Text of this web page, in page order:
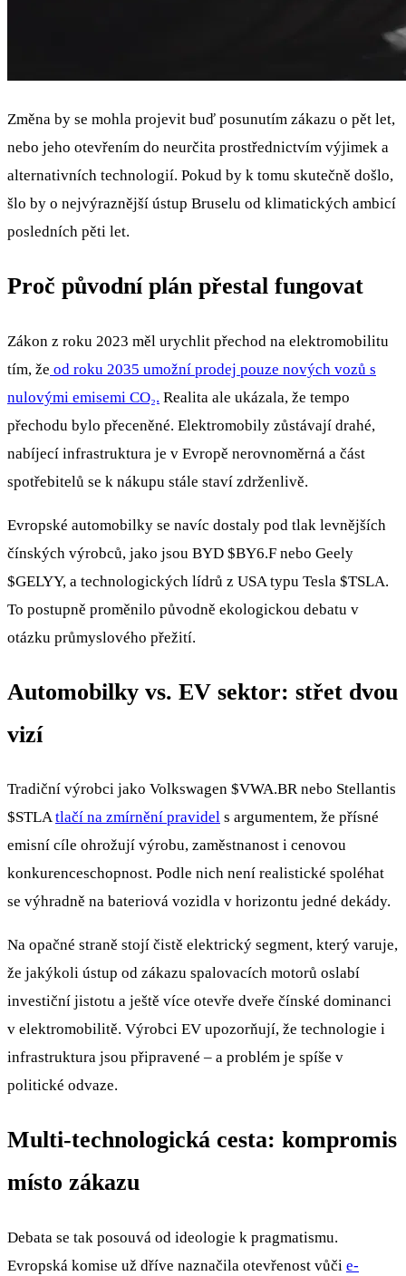
Změna by se mohla projevit buď posunutím zákazu o pět let,
nebo jeho otevřením do neurčita prostřednictvím výjimek a
alternativních technologií. Pokud by k tomu skutečně došlo,
šlo by o nejvýraznější ústup Bruselu od klimatických ambicí
posledních pěti let.
Proč původní plán přestal fungovat
Zákon z roku 2023 měl urychlit přechod na elektromobilitu
tím, že od roku 2035 umožní prodej pouze nových vozů s
nulovými emisemi CO₂. Realita ale ukázala, že tempo
přechodu bylo přeceněné. Elektromobily zůstávají drahé,
nabíjecí infrastruktura je v Evropě nerovnoměrná a část
spotřebitelů se k nákupu stále staví zdrženlivě.
Evropské automobilky se navíc dostaly pod tlak levnějších
čínských výrobců, jako jsou BYD $BY6.F nebo Geely
$GELYY, a technologických lídrů z USA typu Tesla $TSLA.
To postupně proměnilo původně ekologickou debatu v
otázku průmyslového přežití.
Automobilky vs. EV sektor: střet dvou
vizí
Tradiční výrobci jako Volkswagen $VWA.BRnebo Stellantis
$STLA tlačí na zmírnění pravidel s argumentem, že přísné
emisní cíle ohrožují výrobu, zaměstnanost i cenovou
konkurenceschopnost. Podle nich není realistické spoléhat
se výhradně na bateriová vozidla v horizontu jedné dekády.
Na opačné straně stojí čistě elektrický segment, který varuje,
že jakýkoli ústup od zákazu spalovacích motorů oslabí
investiční jistotu a ještě více otevře dveře čínské dominanci
v elektromobilitě. Výrobci EV upozorňují, že technologie i
infrastruktura jsou připravené – a problém je spíše v
politické odvaze.
Multi-technologická cesta: kompromis
místo zákazu
Debata se tak posouvá od ideologie k pragmatismu.
Evropská komise už dříve naznačila otevřenost vůči e-